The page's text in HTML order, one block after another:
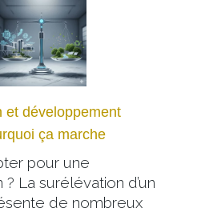
et développement
ça marche
pour une
La surélévation d’un
de nombreux